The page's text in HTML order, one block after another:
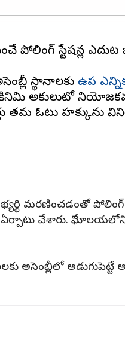
పోలింగ్ స్టేషన్ల ఎదుట
స్థానాలకు ఉప
కినిమి అకులుటో
తమ ఓటు హక్కును
మరణించడంతో
చేశారు. మేఘాలయలోని
అసెంబ్లీలో అడుగుపెట్టే